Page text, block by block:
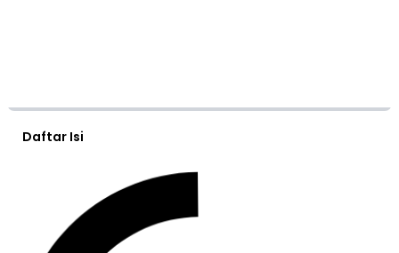
Daftar Isi